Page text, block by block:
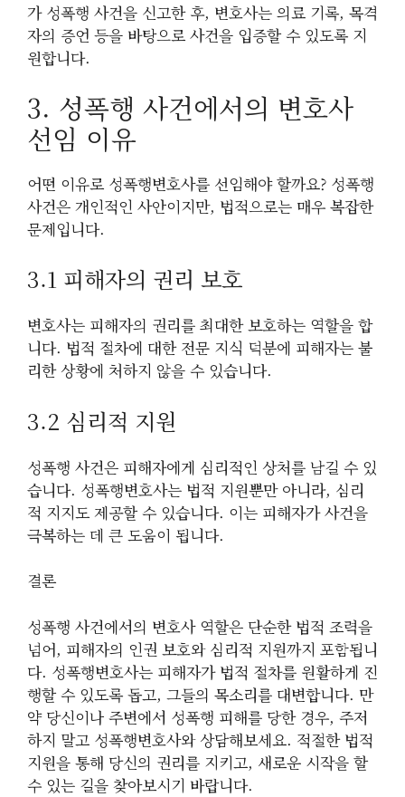
가 성폭행 사건을 신고한 후, 변호사는 의료 기록, 목격
자의 증언 등을 바탕으로 사건을 입증할 수 있도록 지
원합니다.
3. 성폭행 사건에서의 변호사
선임 이유
어떤 이유로 성폭행변호사를 선임해야 할까요? 성폭행
사건은 개인적인 사안이지만, 법적으로는 매우 복잡한
문제입니다.
3.1 피해자의 권리 보호
변호사는 피해자의 권리를 최대한 보호하는 역할을 합
니다. 법적 절차에 대한 전문 지식 덕분에 피해자는 불
리한 상황에 처하지 않을 수 있습니다.
3.2 심리적 지원
성폭행 사건은 피해자에게 심리적인 상처를 남길 수 있
습니다. 성폭행변호사는 법적 지원뿐만 아니라, 심리
적 지지도 제공할 수 있습니다. 이는 피해자가 사건을
극복하는 데 큰 도움이 됩니다.
결론
성폭행 사건에서의 변호사 역할은 단순한 법적 조력을
넘어, 피해자의 인권 보호와 심리적 지원까지 포함됩니
다. 성폭행변호사는 피해자가 법적 절차를 원활하게 진
행할 수 있도록 돕고, 그들의 목소리를 대변합니다. 만
약 당신이나 주변에서 성폭행 피해를 당한 경우, 주저
하지 말고 성폭행변호사와 상담해보세요. 적절한 법적
지원을 통해 당신의 권리를 지키고, 새로운 시작을 할
수 있는 길을 찾아보시기 바랍니다.